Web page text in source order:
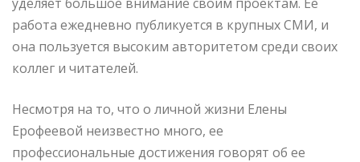
работа ежедневно публикуется в крупных СМИ, и
она пользуется высоким авторитетом среди своих
коллег и читателей.
Несмотря на то, что о личной жизни Елены
Ерофеевой неизвестно много, ее
профессиональные достижения говорят об ее